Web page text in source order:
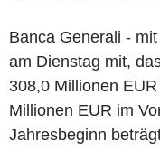
Banca Generali -
am Dienstag mit,
308,0 Millionen
Millionen EUR im
Jahresbeginn